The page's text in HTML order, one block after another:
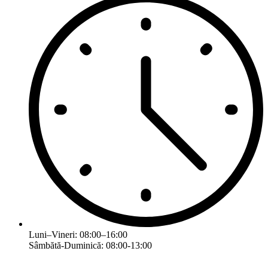
Luni–Vineri: 08:00–16:00
Sâmbătă-Duminică: 08:00-13:00